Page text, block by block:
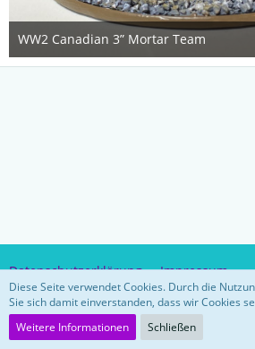
WW2 Canadian 3” Mortar Team
21. Februar 2021
Datenschutzerklärung Impressum
Community-Software:
Diese Seite verwendet Cookies. Durch die
Sie sich damit einverstanden, dass wir Cookies
Weitere Informationen
Schließen